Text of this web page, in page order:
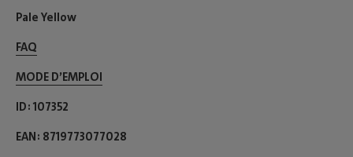
Pale Yellow
FAQ
MODE D’EMPLOI​
ID 107352
EAN 8719773077028